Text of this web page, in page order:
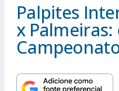
Palpites
x Palmeiras: